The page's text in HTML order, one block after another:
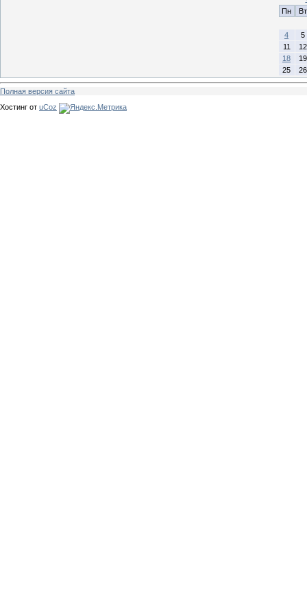
Пн
Вт
4
5
11
12
18
19
25
26
Полная версия сайта
Хостинг от uCoz